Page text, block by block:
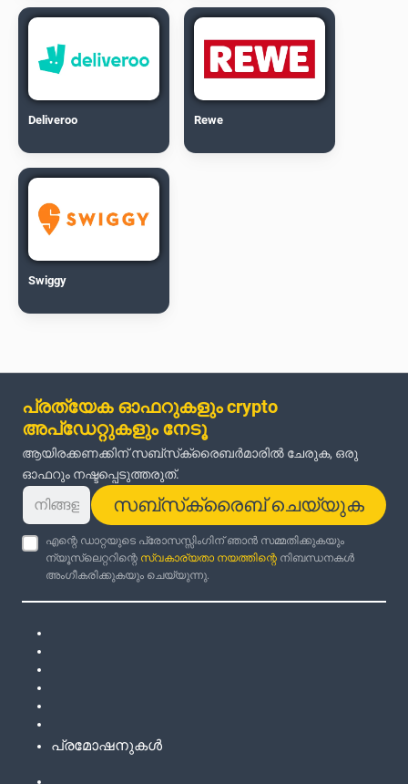
Deliveroo Rewe
Swiggy
പ്രത്യേക ഓഫറുകളും crypto
അപ്‌ഡേറ്റുകളും നേടൂ
ആയിരക്കണക്കിന് സബ്‌സ്‌ക്രൈബർമാരിൽ ചേരുക, ഒരു
ഓഫറും നഷ്ടപ്പെടുത്തരുത്.
സബ്‌സ്‌ക്രൈബ് ചെയ്യുക
എന്റെ ഡാറ്റയുടെ പ്രോസസ്സിംഗിന് ഞാൻ സമ്മതിക്കുകയും
ന്യൂസ്‌ലെറ്ററിന്റെ സ്വകാര്യതാ നയത്തിന്റെ നിബന്ധനകൾ
അംഗീകരിക്കുകയും ചെയ്യുന്നു.
പ്രമോഷനുകൾ